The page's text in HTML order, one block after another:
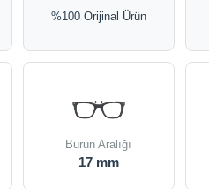
%100 Orijinal Ürün
Burun Aralığı
17 mm